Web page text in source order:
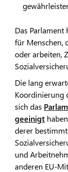
Das Parlament
für Menschen,
oder arbeiten,
Die lang
Koordinierung
sich das
geeinigt
derer
und
anderen EU-